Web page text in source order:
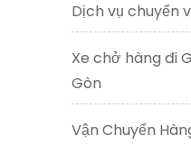
Dịch vụ chuyển
Xe chở hàng đi
Gòn
Vận Chuyển